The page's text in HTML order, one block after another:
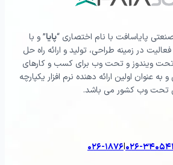
پایاسافت با نام اختصاری “پایا” و با
فعالیت در زمینه طراحی، تولید و ارائه راه حل
تحت ویندوز و تحت وب برای کسب و کارهای
عنوان اولین ارائه دهنده نرم افزار یکپارچه
تحت وب کشور می باشد.
۳۴۰۵۴۱۰۰|۰۲۶-۱۸۷۶